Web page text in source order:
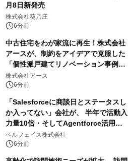
月8日新発売
株式会社葵乃庄
6分前
中古住宅をわが家流に再生！株式会社
アースが、制約をアイデアで克服した
「個性派戸建てリノベーション事例5
選」を公開
株式会社アース
6分前
「Salesforceに商談日とステータスし
か入ってない」会社が、 半年で活動入
力量10倍・そしてAgentforce活用へ
── 敷島住宅×bellSalesAI事例公開
ベルフェイス株式会社
6分前